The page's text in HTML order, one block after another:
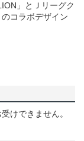
」とＪリーグク
コラボデザイン
けできません。